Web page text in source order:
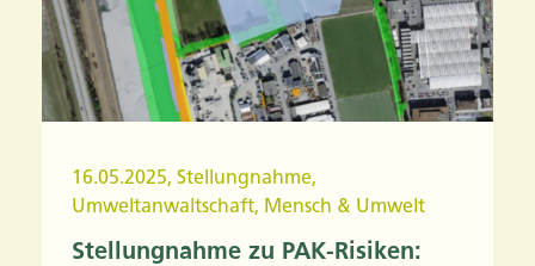
16.05.2025, Stellungnahme,
Umweltanwaltschaft, Mensch & Umwelt
Stellungnahme zu PAK-Risiken: